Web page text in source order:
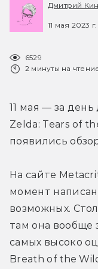
Дмитрий
11 мая 2023 г.
6529
2 минуты на
11 мая — за
Zelda: Tears of
появились
На сайте
момент
возможных.
там она вообще
самых высоко
Breath of the